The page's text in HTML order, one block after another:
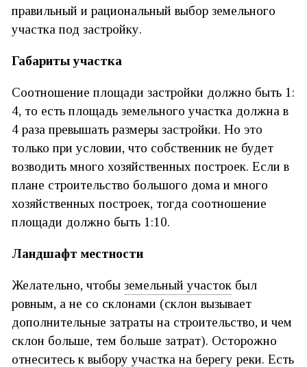
правильный и рациональный выбор земельного
участка под застройку.
Габариты участка
Соотношение площади застройки должно быть 1:
4, то есть площадь земельного участка должна в
4 раза превышать размеры застройки. Но это
только при условии, что собственник не будет
возводить много хозяйственных построек. Если в
плане строительство большого дома и много
хозяйственных построек, тогда соотношение
площади должно быть 1:10.
Ландшафт местности
Желательно, чтобы земельный участок был
ровным, а не со склонами (склон вызывает
дополнительные затраты на строительство, и чем
склон больше, тем больше затрат). Осторожно
отнеситесь к выбору участка на берегу реки. Есть